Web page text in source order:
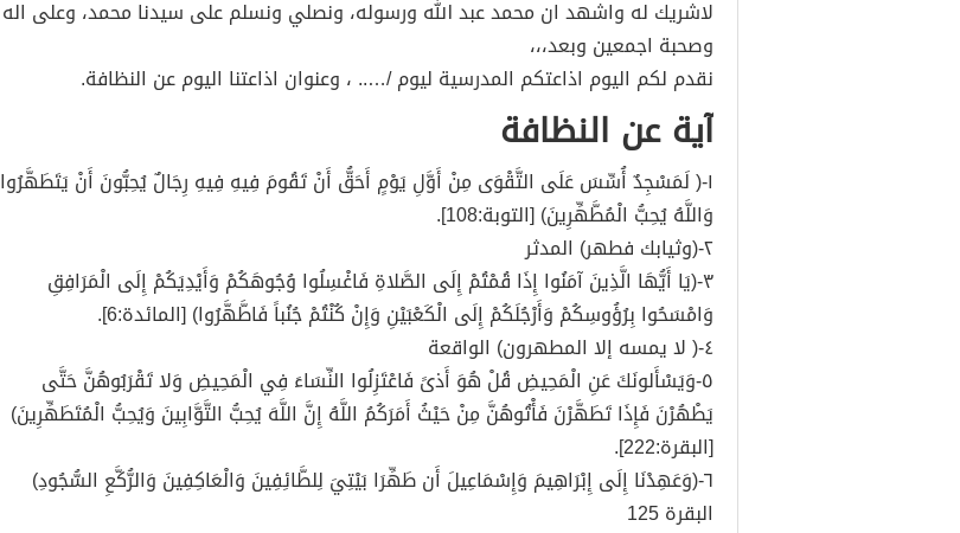
لاشريك له واشهد ان محمد عبد الله ورسوله، ونصلي ونسلم على سيدنا محمد، وعلى اله
وصحبة اجمعين وبعد،،،
نقدم لكم اليوم اذاعتكم المدرسية ليوم /….. ، وعنوان اذاعتنا اليوم عن النظافة.
آية عن النظافة
١-( لَمَسْجِدٌ أُسِّسَ عَلَى التَّقْوَى مِنْ أَوَّلِ يَوْمٍ أَحَقُّ أَنْ تَقُومَ فِيهِ فِيهِ رِجَالٌ يُحِبُّونَ أَنْ يَتَطَهَّرُوا
وَاللَّهُ يُحِبُّ الْمُطَّهِّرِينَ) [التوبة:108].
٢-(وثيابك فطهر) المدثر
٣-(يَا أَيُّهَا الَّذِينَ آمَنُوا إِذَا قُمْتُمْ إِلَى الصَّلاةِ فَاغْسِلُوا وُجُوهَكُمْ وَأَيْدِيَكُمْ إِلَى الْمَرَافِقِ
وَامْسَحُوا بِرُؤُوسِكُمْ وَأَرْجُلَكُمْ إِلَى الْكَعْبَيْنِ وَإِنْ كُنْتُمْ جُنُباً فَاطَّهَّرُوا) [المائدة:6].
٤-( لا يمسه إلا المطهرون) الواقعة
٥-وَيَسْأَلونَكَ عَنِ الْمَحِيضِ قُلْ هُوَ أَذىً فَاعْتَزِلُوا النِّسَاءَ فِي الْمَحِيضِ وَلا تَقْرَبُوهُنَّ حَتَّى
يَطْهُرْنَ فَإِذَا تَطَهَّرْنَ فَأْتُوهُنَّ مِنْ حَيْثُ أَمَرَكُمُ اللَّهُ إِنَّ اللَّهَ يُحِبُّ التَّوَّابِينَ وَيُحِبُّ الْمُتَطَهِّرِينَ)
[البقرة:222].
٦-(وَعَهِدْنَا إِلَى إِبْرَاهِيمَ وَإِسْمَاعِيلَ أَن طَهِّرَا بَيْتِيَ لِلطَّائِفِينَ وَالْعَاكِفِينَ وَالرُّكَّعِ السُّجُودِ)
البقرة 125